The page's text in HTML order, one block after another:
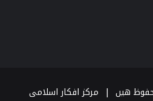
مرکز افکار اسلامی